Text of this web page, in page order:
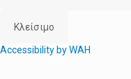
Κλείσιμο
Accessibility by WAH